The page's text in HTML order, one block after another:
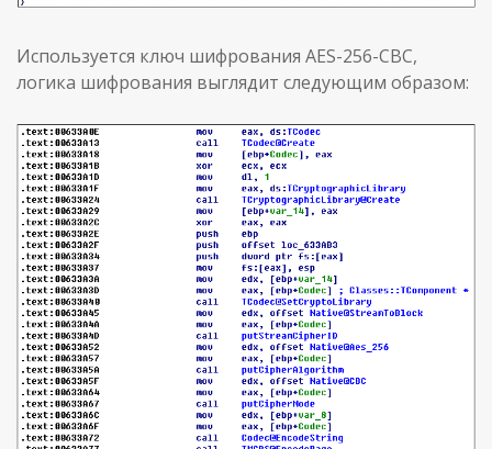
Используется ключ шифрования AES-256-CBC,
логика шифрования выглядит следующим образом: